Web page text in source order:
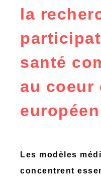
la
santé
au coeur
européen
Les modèles
concentrent